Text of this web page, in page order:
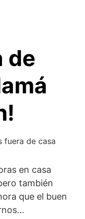
de
en casa
también
que el buen